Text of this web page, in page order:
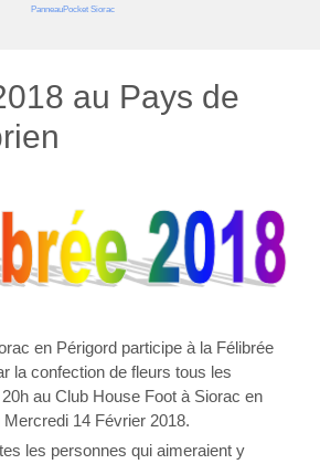
PanneauPocket Siorac
au Pays de
en Périgord participe à la Félibrée
la confection de fleurs tous les
au Club House Foot à Siorac en
14 Février 2018.
les personnes qui aimeraient y